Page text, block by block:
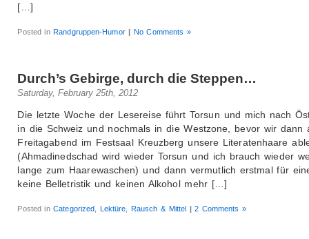
[…]
Posted inRandgruppen-Humor | No Comments »
Durch’s Gebirge, durch die Steppen…
Saturday, February 25th, 2012
Die letzte Woche der Lesereise führt Torsun und mich nach
in die Schweiz und nochmals in die Westzone, bevor wir dann
Freitagabend im Festsaal Kreuzberg unsere Literatenhaare
(Ahmadinedschad wird wieder Torsun und ich brauch wieder
lange zum Haarewaschen) und dann vermutlich erstmal für
keine Belletristik und keinen Alkohol mehr […]
Posted inCategorized Lektüre Rausch & Mittel | 2 Comments »